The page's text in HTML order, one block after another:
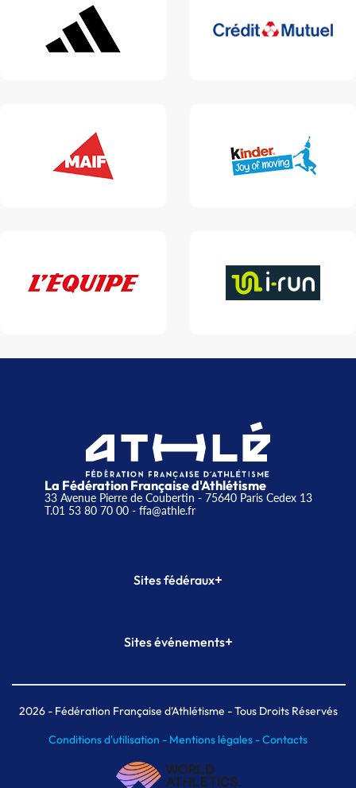
La Fédération Française d'Athlétisme
33 Avenue Pierre de Coubertin - 75640 Paris Cedex 13
T.01 53 80 70 00- ffa@athle.fr
Sites fédéraux+
Plateforme Formation
Sites événements+
Meeting de Paris indoor
MAIF Ekiden de Paris
2026- Fédération Française d'Athlétisme - Tous Droits Réservés
Conditions d'utilisation - Mentions légales -Contacts